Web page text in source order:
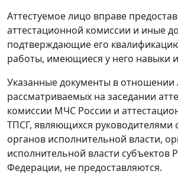
Аттестуемое лицо вправе
аттестационной комиссии и иные
подтверждающие его
работы, имеющиеся у него навыки
Указанные документы в отношении
рассматриваемых на заседании
комиссии МЧС России и
ТПСГ, являющихся руководителями
органов исполнительной власти,
исполнительной власти субъектов
Федерации, не предоставляются.